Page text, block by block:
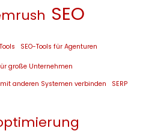
SEO
SEO-Tools für Agenturen
große Unternehmen
mit anderen Systemen verbinden
SERP